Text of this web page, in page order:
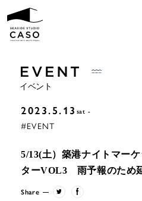
イベント
2023.5.13 sat
#EVENT
5/13(土）築港ナイトマー
ターVOL3 雨予報のため
Share